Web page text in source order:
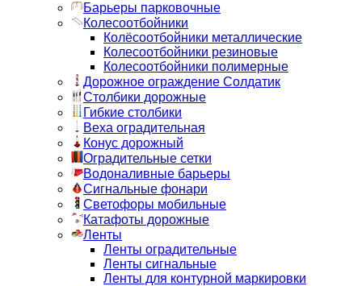
Барьеры парковочные
Колесоотбойники
Колёсоотбойники металлические
Колесоотбойники резиновые
Колесоотбойники полимерные
Дорожное ограждение Солдатик
Столбики дорожные
Гибкие столбики
Веха оградительная
Конус дорожный
Оградительные сетки
Водоналивные барьеры
Сигнальные фонари
Светофоры мобильные
Катафоты дорожные
Ленты
Ленты оградительные
Ленты сигнальные
Ленты для контурной маркировки